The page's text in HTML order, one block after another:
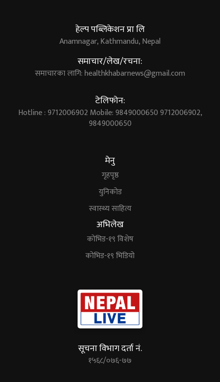
हेल्प पब्लिकेशन प्रा लि
Anamnagar, Kathmandu, Nepal
समाचार/लेख/रचना:
समाचारका लागि:healthkhabarnews@gmail.com
टेलिफोन:
Hotline : 9712006902 Mobile: 9849000650 9712006902,
9849000650
मेनु
गृहपृष्ठ
युनिकोड
स्वास्थ्य साहित्य
अभिलेख
कोभिड-१९ विशेष
कोभिड-१९ भिडियो
सूचना विभाग दर्ता नं.
१५६८/०७६-७७